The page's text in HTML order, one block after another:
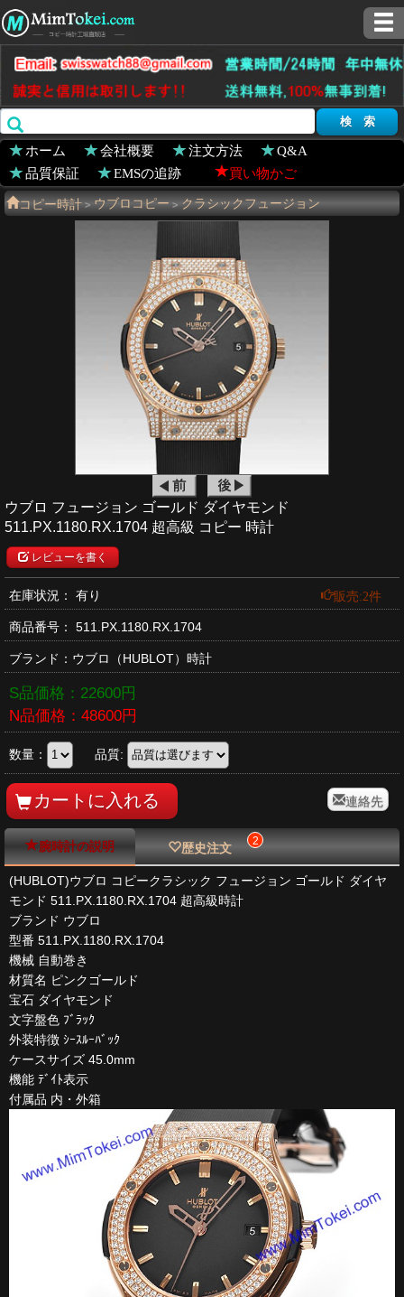
ホーム 会社概要 注文方法
Q&A
品質保証
EMSの追跡 買い物かご
コピー時計 > ウブロコピー > クラシックフュージョン
ウブロ フュージョン ゴールド ダイヤモンド
511.PX.1180.RX.1704 超高級 コピー 時計
レビューを書く
在庫状況： 有り 販売:2件
商品番号： 511.PX.1180.RX.1704
ブランド： ウブロ （HUBLOT）時計
S品価格： 22600円
N品価格： 48600円
数量： 品質:
連絡先
腕時計の説明 歴史注文 2
(HUBLOT)ウブロ コピークラシック フュージョン ゴールド ダイヤ
モンド 511.PX.1180.RX.1704 超高級時計
ブランド ウブロ
型番 511.PX.1180.RX.1704
機械 自動巻き
材質名 ピンクゴールド
宝石 ダイヤモンド
文字盤色 ﾌﾞﾗｯｸ
外装特徴 ｼｰｽﾙｰﾊﾞｯｸ
ケースサイズ 45.0mm
機能 ﾃﾞｲﾄ表示
付属品 内・外箱